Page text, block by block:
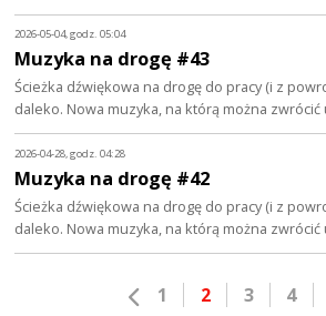
2026-05-04, godz. 05:04
Muzyka na drogę #43
Ścieżka dźwiękowa na drogę do pracy (i z
daleko. Nowa muzyka, na którą można zwrócić
2026-04-28, godz. 04:28
Muzyka na drogę #42
Ścieżka dźwiękowa na drogę do pracy (i z
daleko. Nowa muzyka, na którą można zwrócić
1 2 3 4